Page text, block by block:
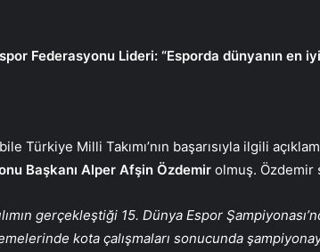
Federasyonu Lideri: “Esporda dünyanın en
Türkiye Milli Takımı’nın başarısıyla ilgili
Başkanı Alper Afşin Özdemir olmuş. Özdemir
gerçekleştiği 15. Dünya Espor
kota çalışmaları sonucunda